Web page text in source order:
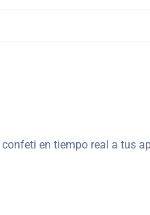
en tiempo real a tus